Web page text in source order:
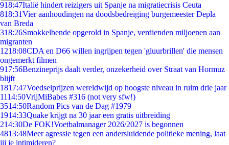
918:47Italië hindert reizigers uit Spanje na migratiecrisis Ceuta
818:31Vier aanhoudingen na doodsbedreiging burgemeester Depla
van Breda
318:26Smokkelbende opgerold in Spanje, verdienden miljoenen aan
migranten
1218:08CDA en D66 willen ingrijpen tegen 'gluurbrillen' die mensen
ongemerkt filmen
917:56Benzineprijs daalt verder, onzekerheid over Straat van Hormuz
blijft
1817:47Voedselprijzen wereldwijd op hoogste niveau in ruim drie jaar
1114:50VrijMiBabes #316 (not very sfw!)
3514:50Random Pics van de Dag #1979
1914:33Quake krijgt na 30 jaar een gratis uitbreiding
214:30De FOK!Voetbalmanager 2026/2027 is begonnen
4813:48Meer agressie tegen een andersluidende politieke mening, laat
jij je intimideren?